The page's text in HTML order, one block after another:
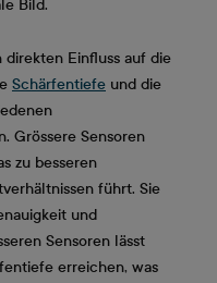
Bild.
direkten Einfluss auf die
Schärfentiefe und die
Grössere Sensoren
zu besseren
führt. Sie
und
Sensoren lässt
erreichen, was